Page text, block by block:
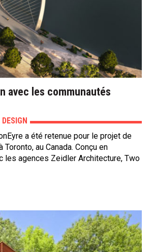
avec les communautés
a été retenue pour le projet de
Toronto, au Canada. Conçu en
les agences Zeidler Architecture, Two